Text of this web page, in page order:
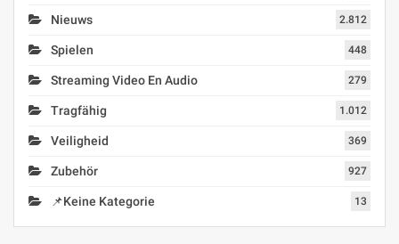
Nieuws 2.812
Spielen 448
Streaming Video En Audio 279
Tragfähig 1.012
Veiligheid 369
Zubehör 927
📌Keine Kategorie 13